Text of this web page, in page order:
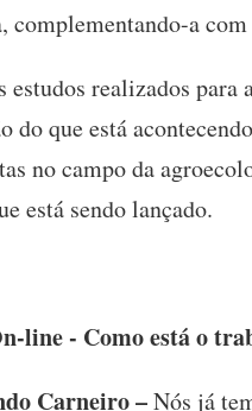
complementando-a
estudos realizados para
do que está
no campo da
está sendo lançado.
line - Como está o
Carneiro –Nós já